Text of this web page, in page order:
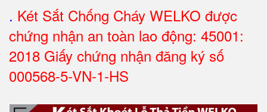
. Két Sắt Chống Cháy WELKO được
chứng nhận an toàn lao động: 45001:
2018 Giấy chứng nhận đăng ký số
000568-5-VN-1-HS